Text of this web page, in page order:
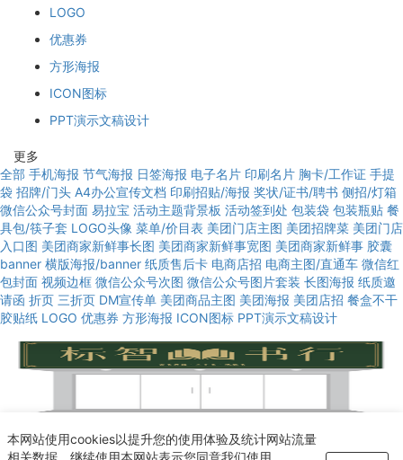
LOGO
优惠券
方形海报
ICON图标
PPT演示文稿设计
更多
全部 手机海报 节气海报 日签海报 电子名片 印刷名片 胸卡/工作证 手提
袋 招牌/门头 A4办公宣传文档 印刷招贴/海报 奖状/证书/聘书 侧招/灯箱
微信公众号封面 易拉宝 活动主题背景板 活动签到处 包装袋 包装瓶贴 餐
具包/筷子套 LOGO头像 菜单/价目表 美团门店主图 美团招牌菜 美团门店
入口图 美团商家新鲜事长图 美团商家新鲜事宽图 美团商家新鲜事 胶囊
banner 横版海报/banner 纸质售后卡 电商店招 电商主图/直通车 微信红
包封面 视频边框 微信公众号次图 微信公众号图片套装 长图海报 纸质邀
请函 折页 三折页 DM宣传单 美团商品主图 美团海报 美团店招 餐盒不干
胶贴纸 LOGO 优惠券 方形海报 ICON图标 PPT演示文稿设计
使用模板
绿色复古传统古朴书店书行门头招牌设计
本网站使用cookies以提升您的使用体验及统计网站流量
相关数据。继续使用本网站表示您同意我们使用